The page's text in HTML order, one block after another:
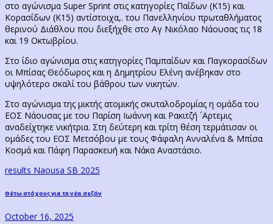
στο αγώνισμα Super Sprint στις κατηγορίες Παίδων (Κ15) και
Κορασίδων (Κ15) αντίστοιχα,. του Πανελληνίου πρωταθλήματος
θερινού Διάθλου που διεξήχθε στο Αγ Νικόλαο Νάουσας τις 18
και 19 Οκτωβρίου.
Στο ίδιο αγώνισμα στις κατηγορίες Παμπαίδων και Παγκορασίδων
οι Μπίσας Θεόδωρος και η Δημητρίου Ελένη ανέβηκαν στο
υψηλότερο σκαλί του βάθρου των νικητών.
Στο αγώνισμα της μικτής ατομικής σκυταλοδρομίας η ομάδα του
ΕΟΣ Νάουσας με του Παρίση Ιωάννη και Ρακιτζή ´Αρτεμις
αναδείχτηκε νικήτρια. Στη δεύτερη και τρίτη θέση τερμάτισαν οι
ομάδες του ΕΟΣ Μετσόβου με τους Φάφαλη Ανναλένα & Μπίσα
Κοσμά και Πάφη Παρασκευή και Νάκα Αναστάσιο.
results Naousa SB 2025
Post
navigation
Previous
Θέτω στόχους για τη νέα σεζόν
October 16, 2025